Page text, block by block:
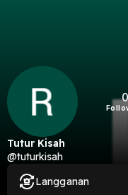
0
Tutur Kisah
@tuturkisah
Langganan